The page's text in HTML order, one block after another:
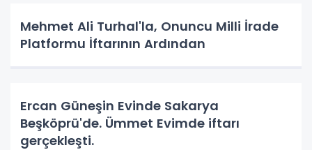
Mehmet Ali Turhal'la, Onuncu Milli İrade
Platformu İftarının Ardından
Ercan Güneşin Evinde Sakarya
Beşköprü'de. Ümmet Evimde iftarı
gerçekleşti.